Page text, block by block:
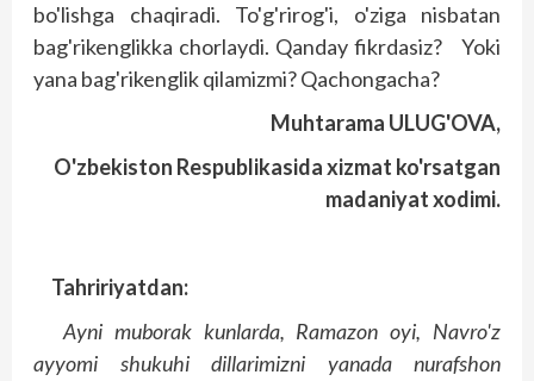
bo'lishga chaqiradi. To'g'rirog'i, o'ziga nisbatan
bag'rikenglikka chorlaydi. Qanday fikrdasiz? Yoki
yana bag'rikenglik qilamizmi? Qachongacha?
Muhtarama ULUG'OVA,
O'zbekiston Respublikasida xizmat ko'rsatgan
madaniyat xodimi.
Tahririyatdan:
Ayni muborak kunlarda, Ramazon oyi, Navro'z
ayyomi shukuhi dillarimizni yanada nurafshon